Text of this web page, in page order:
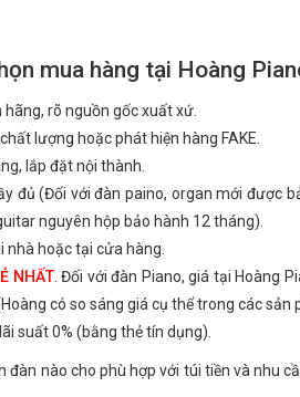
mua hàng tại Hoàng
rõ nguồn gốc xuất xứ.
lượng hoặc phát hiện hàng FAKE.
lắp đặt nội thành.
đủ (Đối với đàn paino, organ mới được
nguyên hộp bảo hành 12 tháng).
nhà hoặc tại cửa hàng.
NHẤT. Đối với đàn Piano, giá tại Hoàng
có so sáng giá cụ thể trong các sản
suất 0% (bằng thẻ tín dụng).
đàn nào cho phù hợp với túi tiền và nhu